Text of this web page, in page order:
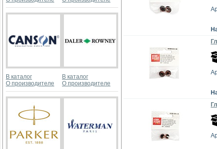
В каталог
О производителе
В каталог
О производителе